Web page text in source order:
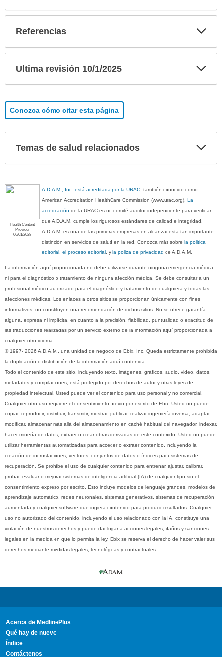
Referencias
Ultima revisión 10/1/2025
Conozca cómo citar esta página
Temas de salud relacionados
Health Content
Provider
06/01/2028
A.D.A.M., Inc. está acreditada por la URAC , también conocido como
American Accreditation HealthCare Commission (www.urac.org).La
acreditación de la URAC es un comité auditor independiente para verificar
que A.D.A.M. cumple los rigurosos estándares de calidad e integridad.
A.D.A.M. es una de las primeras empresas en alcanzar esta tan importante
distinción en servicios de salud en la red. Conozca más sobrela politica
editorial, el proceso editorial , yla poliza de privacidad de A.D.A.M.
La información aquí proporcionada no debe utilizarse durante ninguna emergencia médica
ni para el diagnóstico o tratamiento de ninguna afección médica. Se debe consultar a un
profesional médico autorizado para el diagnóstico y tratamiento de cualquiera y todas las
afecciones médicas. Los enlaces a otros sitios se proporcionan únicamente con fines
informativos; no constituyen una recomendación de dichos sitios. No se ofrece garantía
alguna, expresa ni implícita, en cuanto a la precisión, fiabilidad, puntualidad o exactitud de
las traducciones realizadas por un servicio externo de la información aquí proporcionada a
cualquier otro idioma.
© 1997- 2026 A.D.A.M., una unidad de negocio de Ebix, Inc. Queda estrictamente prohibida
la duplicación o distribución de la información aquí contenida.
Todo el contenido de este sitio, incluyendo texto, imágenes, gráficos, audio, video, datos,
metadatos y compilaciones, está protegido por derechos de autor y otras leyes de
propiedad intelectual. Usted puede ver el contenido para uso personal y no comercial.
Cualquier otro uso requiere el consentimiento previo por escrito de Ebix. Usted no puede
copiar, reproducir, distribuir, transmitir, mostrar, publicar, realizar ingeniería inversa, adaptar,
modificar, almacenar más allá del almacenamiento en caché habitual del navegador, indexar,
hacer minería de datos, extraer o crear obras derivadas de este contenido. Usted no puede
utilizar herramientas automatizadas para acceder o extraer contenido, incluyendo la
creación de incrustaciones, vectores, conjuntos de datos o índices para sistemas de
recuperación. Se prohíbe el uso de cualquier contenido para entrenar, ajustar, calibrar,
probar, evaluar o mejorar sistemas de inteligencia artificial (IA) de cualquier tipo sin el
consentimiento expreso por escrito. Esto incluye modelos de lenguaje grandes, modelos de
aprendizaje automático, redes neuronales, sistemas generativos, sistemas de recuperación
aumentada y cualquier software que ingiera contenido para producir resultados. Cualquier
uso no autorizado del contenido, incluyendo el uso relacionado con la IA, constituye una
violación de nuestros derechos y puede dar lugar a acciones legales, daños y sanciones
legales en la medida en que lo permita la ley. Ebix se reserva el derecho de hacer valer sus
derechos mediante medidas legales, tecnológicas y contractuales.
Acerca de MedlinePlus
Qué hay de nuevo
Índice
Contáctenos